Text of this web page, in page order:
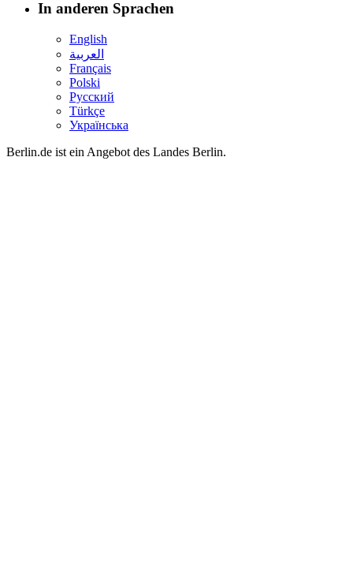
In anderen Sprachen
English
العربية
Français
Polski
Русский
Türkçe
Українська
Berlin.de ist ein Angebot des Landes Berlin.